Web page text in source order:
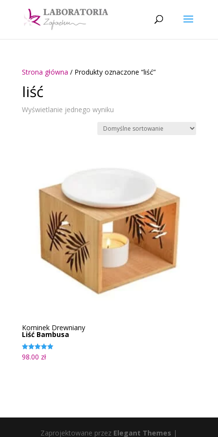
Strona główna / Produkty oznaczone “liść”
liść
Wyświetlanie jednego wyniku
Kominek Drewniany
Liść Bambusa
Oceniono
5.00
98.00 zł
Zaprojektowane przez Elegant Themes |